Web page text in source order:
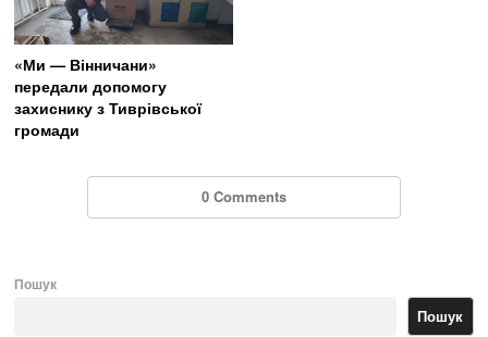
«Ми — Вінничани»
передали допомогу
захиснику з Тиврівської
громади
0 Comments
Пошук
Пошук